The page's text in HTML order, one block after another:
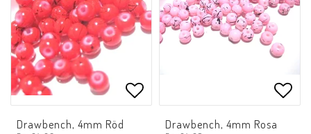
Lägg till i favoritlistan
Drawbench, 4mm Röd Drawbench, 4mm Rosa